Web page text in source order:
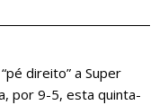
direito” a Super
por 9-5, esta quinta-